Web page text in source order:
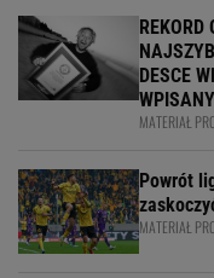
DESCE
MATERIAŁ
Powrót
MATERIAŁ